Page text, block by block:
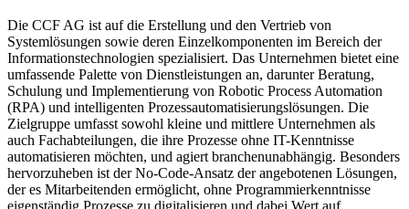
Die CCF AG ist auf die Erstellung und den Vertrieb von
Systemlösungen sowie deren Einzelkomponenten im Bereich der
Informationstechnologien spezialisiert. Das Unternehmen bietet eine
umfassende Palette von Dienstleistungen an, darunter Beratung,
Schulung und Implementierung von Robotic Process Automation
(RPA) und intelligenten Prozessautomatisierungslösungen. Die
Zielgruppe umfasst sowohl kleine und mittlere Unternehmen als
auch Fachabteilungen, die ihre Prozesse ohne IT-Kenntnisse
automatisieren möchten, und agiert branchenunabhängig. Besonders
hervorzuheben ist der No-Code-Ansatz der angebotenen Lösungen,
der es Mitarbeitenden ermöglicht, ohne Programmierkenntnisse
eigenständig Prozesse zu digitalisieren und dabei Wert auf